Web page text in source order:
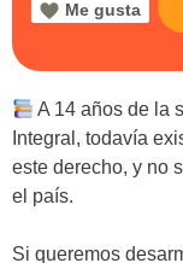
Me gusta
A 14 años de la
Integral, todavía
este derecho, y no
el país.
Si queremos